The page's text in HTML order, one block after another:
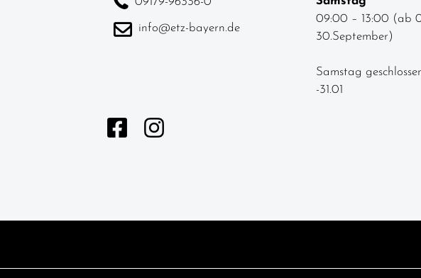
info@etz-bayern.de
09:00 – 13:00 (ab
30.September)
Samstag
-31.01